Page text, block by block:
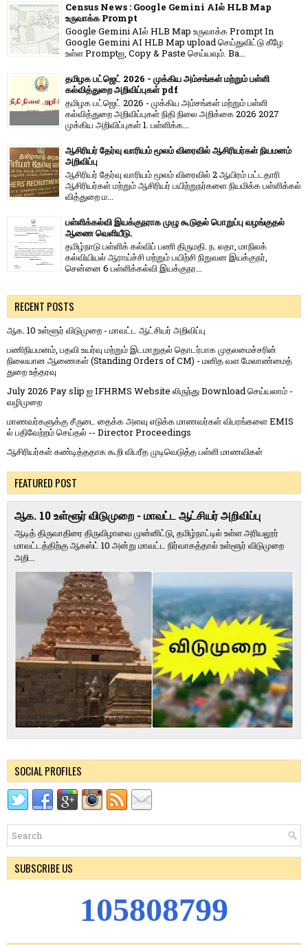
Census News : Google Gemini AIல் HLB Map
உருவாக்க Prompt
Google Gemini AIல் HLB Map உருவாக்க Prompt In
Google Gemini AI HLB Map upload செய்துவிட்டு கீழே
உள்ள Promptஐ, Copy & Paste செய்யவும். Ba...
தமிழக பட்ஜெட் 2026 - முக்கிய அம்சங்கள் மற்றும் பள்ளி
கல்வித்துறை அறிவிப்புகள் pdf
தமிழக பட்ஜெட் 2026 - முக்கிய அம்சங்கள் மற்றும் பள்ளி
கல்வித்துறை அறிவிப்புகள் நிதி நிலை அறிக்கை 2026 2027
முக்கிய அறிவிப்புகள் 1. பள்ளிக்க...
ஆசிரியர் தேர்வு வாரியம் மூலம் விரைவில் ஆசிரியர்கள் நியமனம்
அறிவிப்பு
ஆசிரியர் தேர்வு வாரி​யம் மூலம் விரை​வில் 2 ஆயிரம் பட்​ட​தாரி
ஆசிரியர்​கள் மற்​றும் ஆசிரியர் பயிற்றுநர்​களை நியமிக்க பள்​ளிக்​கல்​
வித்​துறை ம...
பள்ளிக்கல்வி இயக்குநராக முழு கூடுதல் பொறுப்பு வழங்குதல்
ஆணை வெளியீடு.
தமிழ்நாடு பள்ளிக் கல்விப் பணி திருமதி. ந. லதா, மாநிலக்
கல்வியியல் ஆராய்ச்சி மற்றும் பயிற்சி நிறுவன இயக்குநர்,
சென்னை 6 பள்ளிக்கல்வி இயக்குநர...
RECENT POSTS
ஆக. 10 உள்ளூர் விடுமுறை - மாவட்ட ஆட்சியர் அறிவிப்பு
பணிநியமனம், பதவி உயர்வு மற்றும் இடமாறுதல் தொடர்பாக முதலமைச்சரின்
நிலையான ஆணைகள் (Standing Orders of CM) - மனித வள மேலாண்மைத்
துறை உத்தரவு
July 2026 Pay slip ஐ IFHRMS Website லிருந்து Download செய்யலாம் -
வழிமுறை
மாணவர்களுக்கு சீருடை தைக்க அளவு எடுக்க மாணவர்கள் விபரங்களை EMIS
ல் பதிவேற்றம் செய்தல் -- Director Proceedings
ஆசிரியர்கள் கண்டித்ததாக கூறி விபரீத முடிவெடுத்த பள்ளி மாணவிகள்
FEATURED POST
ஆக. 10 உள்ளூர் விடுமுறை - மாவட்ட ஆட்சியர் அறிவிப்பு
ஆடித் திருவாதிரை திருவிழாவை முன்னிட்டு, தமிழ்நாட்டில் உள்ள அரியலூர்
மாவட்டத்திற்கு ஆகஸ்ட் 10 அன்று மாவட்ட நிர்வாகத்தால் உள்ளூர் விடுமுறை
அறி...
SOCIAL PROFILES
SUBSCRIBE US
105808799